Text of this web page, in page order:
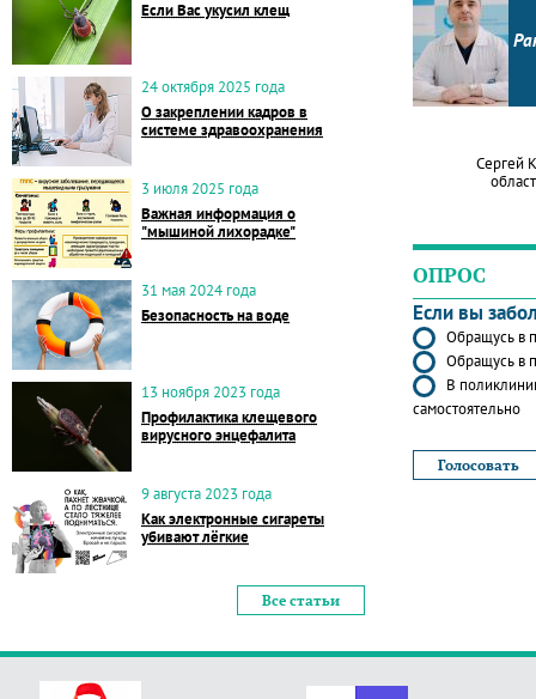
Если Вас укусил клещ
24 октября 2025 года
О закреплении кадров в
системе здравоохранения
3 июля 2025 года
Важная информация о
"мышиной лихорадке"
31 мая 2024 года
Безопасность на воде
13 ноября 2023 года
Профилактика клещевого
вирусного энцефалита
9 августа 2023 года
Как электронные сигареты
убивают лёгкие
Все статьи
Сергей
ОПРОС
Если вы
Обращусь в
Обращусь в
В
самостоятельно